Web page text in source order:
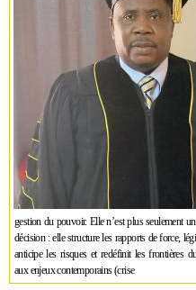
gestion du pouvoir. Elle n’est plus seulement
décision : elle structure les rapports de force,
anticipe les risques et redéfinit les frontières
aux enjeux contemporains (crise